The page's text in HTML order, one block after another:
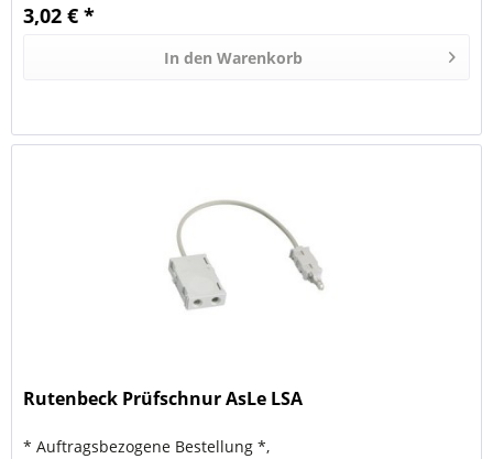
3,02 € *
In den Warenkorb
Rutenbeck Prüfschnur AsLe LSA
* Auftragsbezogene Bestellung *,